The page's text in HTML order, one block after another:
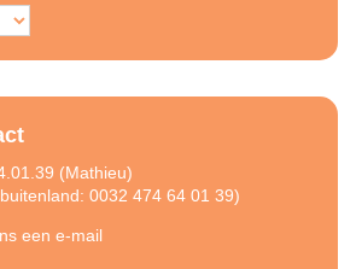
(Mathieu)
0032 474 64 01 39)
een e-mail